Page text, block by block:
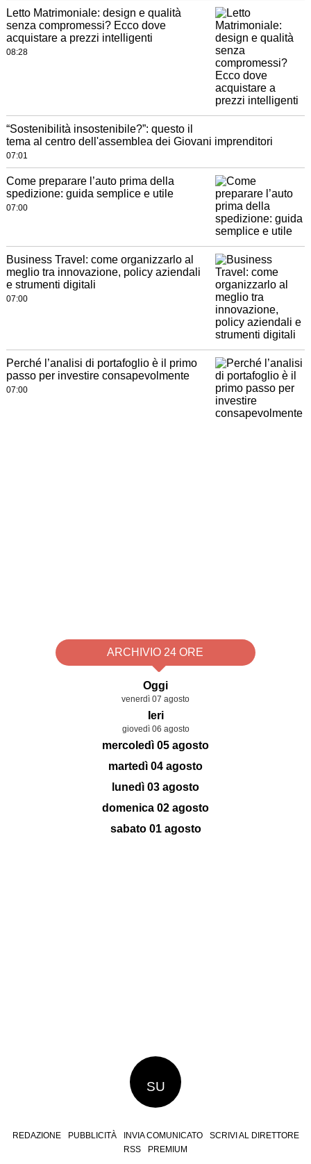
Letto Matrimoniale: design e qualità
senza compromessi? Ecco dove
acquistare a prezzi intelligenti
08:28
“Sostenibilità insostenibile?”: questo il
tema al centro dell'assemblea dei Giovani imprenditori
07:01
Come preparare l’auto prima della
spedizione: guida semplice e utile
07:00
Business Travel: come organizzarlo al
meglio tra innovazione, policy aziendali
e strumenti digitali
07:00
Perché l’analisi di portafoglio è il primo
passo per investire consapevolmente
07:00
ARCHIVIO 24 ORE
Oggi
venerdì 07 agosto
Ieri
giovedì 06 agosto
mercoledì 05 agosto
martedì 04 agosto
lunedì 03 agosto
domenica 02 agosto
sabato 01 agosto
SU
REDAZIONE PUBBLICITÀ INVIA COMUNICATO
SCRIVI AL DIRETTORE
RSS
PREMIUM